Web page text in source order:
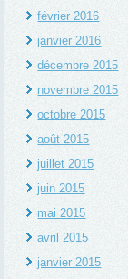
février 2016
janvier 2016
décembre 2015
novembre 2015
octobre 2015
août 2015
juillet 2015
juin 2015
mai 2015
avril 2015
janvier 2015